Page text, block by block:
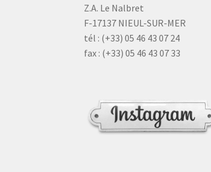
Z.A. Le Nalbret
F-17137 NIEUL-SUR-MER
tél : (+33) 05 46 43 07 24
fax : (+33) 05 46 43 07 33